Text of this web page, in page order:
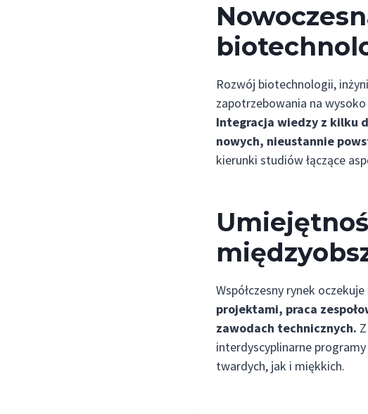
Rozwój biotechnologii,
zapotrzebowania na
Integracja wiedzy z kilku
nowych, nieustannie
kierunki studiów łączące
Współczesny rynek
projektami, praca
zawodach technicznych.
interdyscyplinarne
twardych, jak i miękkich.